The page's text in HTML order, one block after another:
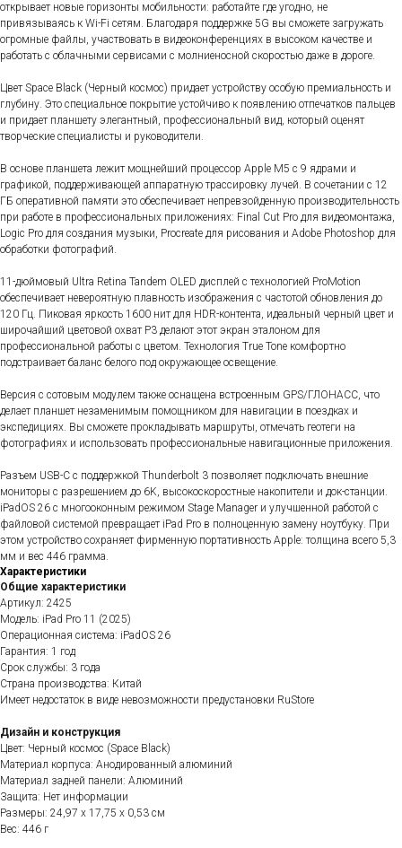
открывает новые горизонты мобильности: работайте где угодно, не
привязываясь к Wi-Fi сетям. Благодаря поддержке 5G вы сможете загружать
огромные файлы, участвовать в видеоконференциях в высоком качестве и
работать с облачными сервисами с молниеносной скоростью даже в дороге.
Цвет Space Black (Черный космос) придает устройству особую премиальность и
глубину. Это специальное покрытие устойчиво к появлению отпечатков пальцев
и придает планшету элегантный, профессиональный вид, который оценят
творческие специалисты и руководители.
В основе планшета лежит мощнейший процессор Apple M5 с 9 ядрами и
графикой, поддерживающей аппаратную трассировку лучей. В сочетании с 12
ГБ оперативной памяти это обеспечивает непревзойденную производительность
при работе в профессиональных приложениях: Final Cut Pro для видеомонтажа,
Logic Pro для создания музыки, Procreate для рисования и Adobe Photoshop для
обработки фотографий.
11-дюймовый Ultra Retina Tandem OLED дисплей с технологией ProMotion
обеспечивает невероятную плавность изображения с частотой обновления до
120 Гц. Пиковая яркость 1600 нит для HDR-контента, идеальный черный цвет и
широчайший цветовой охват P3 делают этот экран эталоном для
профессиональной работы с цветом. Технология True Tone комфортно
подстраивает баланс белого под окружающее освещение.
Версия с сотовым модулем также оснащена встроенным GPS/ГЛОНАСС, что
делает планшет незаменимым помощником для навигации в поездках и
экспедициях. Вы сможете прокладывать маршруты, отмечать геотеги на
фотографиях и использовать профессиональные навигационные приложения.
Разъем USB-C с поддержкой Thunderbolt 3 позволяет подключать внешние
мониторы с разрешением до 6K, высокоскоростные накопители и док-станции.
iPadOS 26 с многооконным режимом Stage Manager и улучшенной работой с
файловой системой превращает iPad Pro в полноценную замену ноутбуку. При
этом устройство сохраняет фирменную портативность Apple: толщина всего 5,3
мм и вес 446 грамма.
Характеристики
Общие характеристики
Артикул: 2425
Модель: iPad Pro 11 (2025)
Операционная система: iPadOS 26
Гарантия: 1 год
Срок службы: 3 года
Страна производства: Китай
Имеет недостаток в виде невозможности предустановки RuStore
Дизайн и конструкция
Цвет: Черный космос (Space Black)
Материал корпуса: Анодированный алюминий
Материал задней панели: Алюминий
Защита: Нет информации
Размеры: 24,97 x 17,75 x 0,53 см
Вес: 446 г